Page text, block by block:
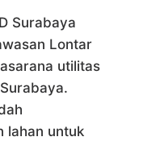
Surabaya
Lontar
utilitas
lahan untuk